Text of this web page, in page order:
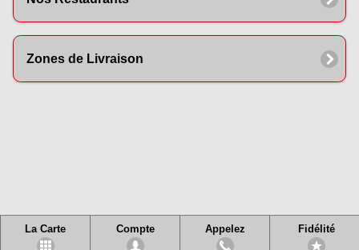
Zones de Livraison
La Carte Compte Appelez Fidélité